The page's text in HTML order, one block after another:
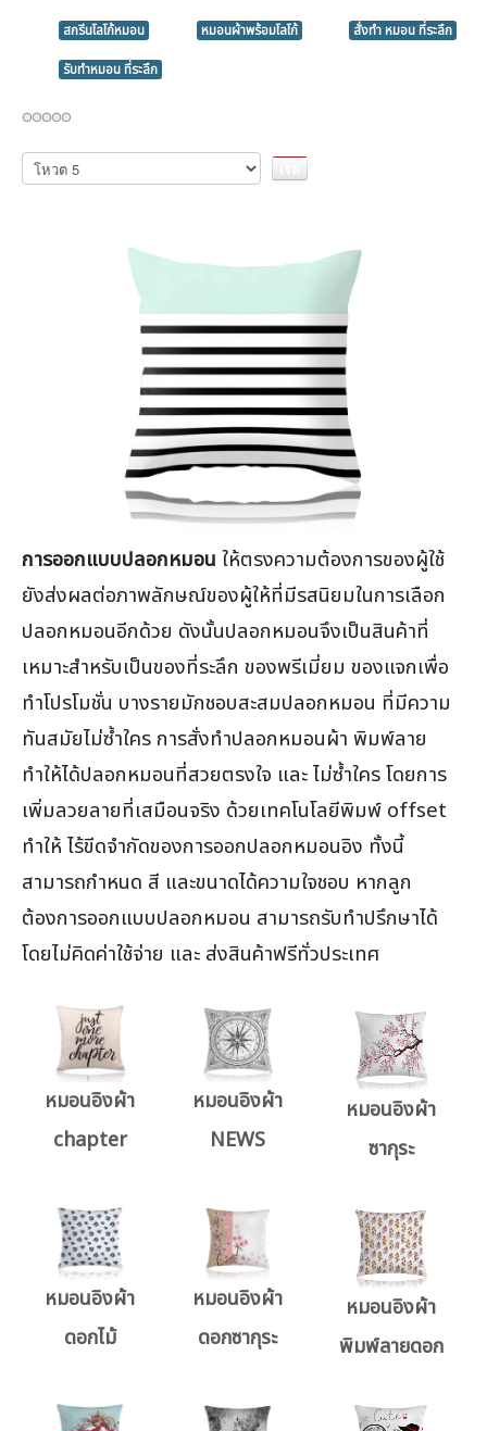
สกรีนโลโก้หมอน หมอนผ้าพร้อมโลโก้
สั่งทำ หมอน ที่ระลึก
รับทำหมอน ที่ระลึก
กรุณา
ให้
การออกแบบปลอกหมอน ให้ตรงความต้องการของผู้ใช้
ยังส่งผลต่อภาพลักษณ์ของผู้ให้ที่มีรสนิยมในการเลือก
ปลอกหมอนอีกด้วย ดังนั้นปลอกหมอนจึงเป็นสินค้าที่
เหมาะสำหรับเป็นของที่ระลึก ของพรีเมี่ยม ของแจกเพื่อ
ทำโปรโมชั่น บางรายมักชอบสะสมปลอกหมอน ที่มีความ
ทันสมัยไม่ซ้ำใคร การสั่งทำปลอกหมอนผ้า พิมพ์ลาย
ทำให้ได้ปลอกหมอนที่สวยตรงใจ และ ไม่ซ้ำใคร โดยการ
เพิ่มลวยลายที่เสมือนจริง ด้วยเทคโนโลยีพิมพ์ offset
ทำให้ ไร้ขีดจำกัดของการออกปลอกหมอนอิง ทั้งนี้
สามารถกำหนด สี และขนาดได้ความใจชอบ หากลูก
ต้องการออกแบบปลอกหมอน สามารถรับทำปรึกษาได้
โดยไม่คิดค่าใช้จ่าย และ ส่งสินค้าฟรีทั่วประเทศ
หมอนอิงผ้า
chapter
หมอนอิงผ้า
NEWS
หมอนอิงผ้า
ซากุระ
หมอนอิงผ้า
ดอกไม้
หมอนอิงผ้า
ดอกซากุระ
หมอนอิงผ้า
พิมพ์ลายดอก